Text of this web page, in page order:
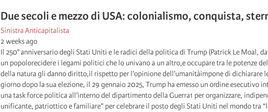
Due secoli e mezzo di USA: colonialismo, conquista,
Sinistra Anticapitalista
2 weeks ago
Il 250° anniversario degli Stati Uniti e le radici della politica di Trump (Patrick Le Moal,
un popolorecidere i legami politici che lo univano a un altro,e occupare tra le potenze
della natura gli danno diritto,il rispetto per l’opinione dell’umanitàimpone di dichiarare
giorno dopo la sua elezione, il 29 gennaio 2025, Trump ha emesso un ordine esecutivo
una task force politica all’interno del dipartimento della Guerra1 per organizzare,
unificante, patriottico e familiare” per celebrare il posto degli Stati Uniti nel mondo tra